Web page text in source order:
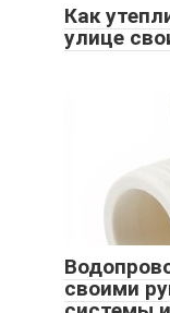
Как
улице
своими